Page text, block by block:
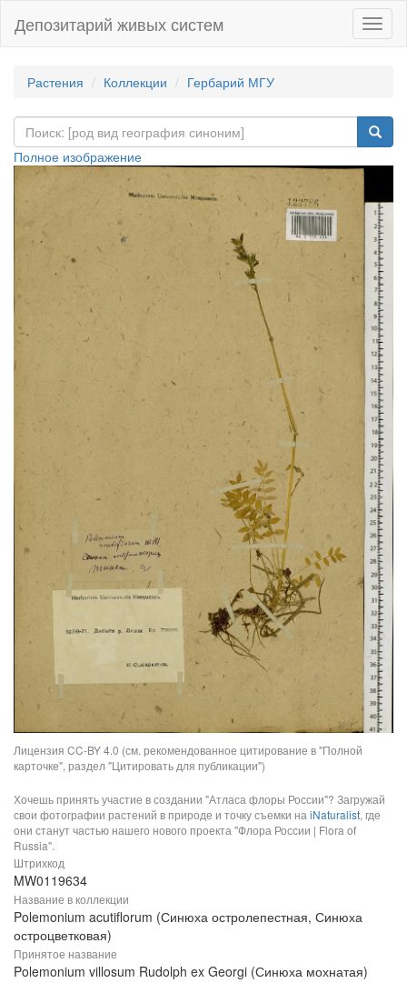
Депозитарий живых систем
Растения Коллекции Гербарий МГУ
Полное изображение
Лицензия CC-BY 4.0 (см. рекомендованное цитирование в "Полной
карточке", раздел "Цитировать для публикации")
Хочешь принять участие в создании "Атласа флоры России"? Загружай
свои фотографии растений в природе и точку съемки на iNaturalist, где
они станут частью нашего нового проекта "Флора России | Flora of
Russia".
Штрихкод
MW0119634
Название в коллекции
Polemonium acutiflorum (Синюха остролепестная, Синюха
остроцветковая)
Принятое название
Polemonium villosum Rudolph ex Georgi (Синюха мохнатая)